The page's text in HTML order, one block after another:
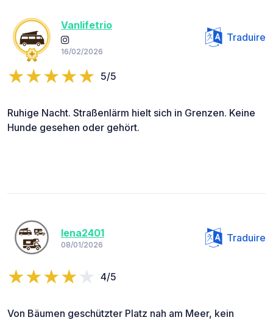
Vanlifetrio
16/02/2026
Traduire
5/5
Ruhige Nacht. Straßenlärm hielt sich in Grenzen. Keine
Hunde gesehen oder gehört.
lena2401
08/01/2026
Traduire
4/5
Von Bäumen geschützter Platz nah am Meer, kein